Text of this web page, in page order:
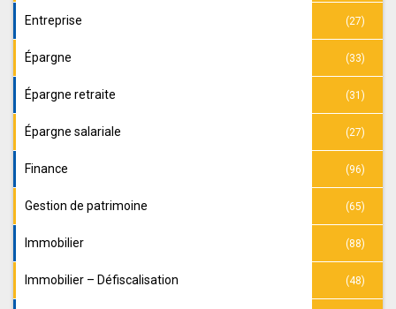
Entreprise (27)
Épargne (33)
Épargne retraite (31)
Épargne salariale (27)
Finance (96)
Gestion de patrimoine (65)
Immobilier (88)
Immobilier – Défiscalisation (48)